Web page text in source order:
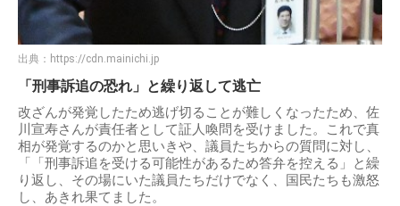
出典： https://cdn.mainichi.jp
「刑事訴追の恐れ」と繰り返して逃亡
改ざんが発覚したため逃げ切ることが難しくなったため、佐
川宣寿さんが責任者として証人喚問を受けました。これで真
相が発覚するのかと思いきや、議員たちからの質問に対し、
「「刑事訴追を受ける可能性があるため答弁を控える」と繰
り返し、その場にいた議員たちだけでなく、国民たちも激怒
し、あきれ果てました。